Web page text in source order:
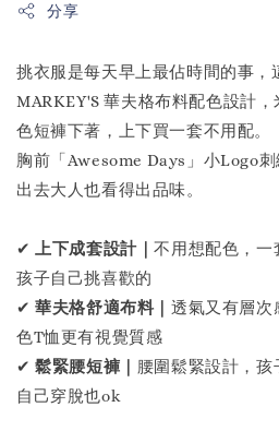
分享
挑衣服是每天早上最佔時間的事，
MARKEY'S 華夫格布料配色設計
色短褲下著，上下買一套不用配。
胸前「Awesome Days」小Logo
出去大人也看得出品味。
✔上下成套設計｜不用想配色，一
孩子自己挑喜歡的
✔華夫格舒適布料｜透氣又有層次
色T恤更有視覺質感
✔鬆緊腰短褲｜ 腰圍鬆緊設計，孩
自己穿脫也ok